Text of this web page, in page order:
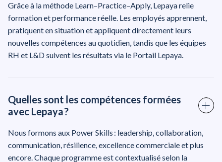
Grâce à la méthode Learn–Practice–Apply, Lepaya relie
formation et performance réelle. Les employés apprennent,
pratiquent en situation et appliquent directement leurs
nouvelles compétences au quotidien, tandis que les équipes
RH et L&D suivent les résultats via le Portail Lepaya.
Quelles sont les compétences formées
avec Lepaya ?
Nous formons aux Power Skills : leadership, collaboration,
communication, résilience, excellence commerciale et plus
encore. Chaque programme est contextualisé selon la